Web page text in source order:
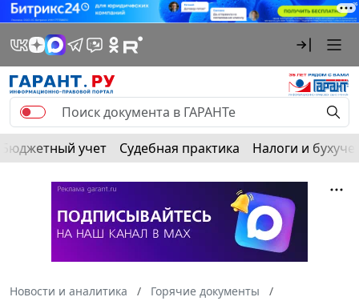
Бюджетный учет Судебная практика Налоги и
Новости и аналитика
Горячие документы